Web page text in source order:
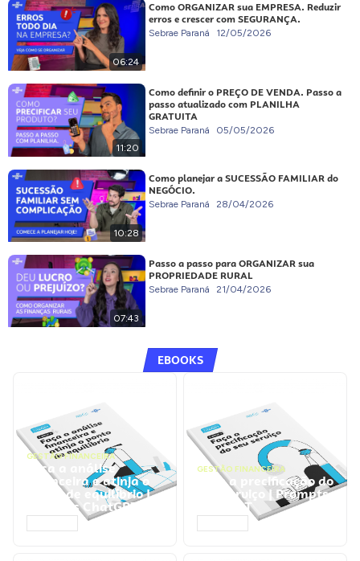
06:24
Como ORGANIZAR sua EMPRESA. Reduzir
erros e crescer com SEGURANÇA.
Sebrae Paraná 12/05/2026
11:20
Como definir o PREÇO DE VENDA. Passo a
passo atualizado com PLANILHA
GRATUITA
Sebrae Paraná 05/05/2026
10:28
Como planejar a SUCESSÃO FAMILIAR do
NEGÓCIO.
Sebrae Paraná 28/04/2026
07:43
Passo a passo para ORGANIZAR sua
PROPRIEDADE RURAL
Sebrae Paraná 21/04/2026
EBOOKS
GESTÃO FINANCEIRA
Faça a análise
financeira e atinja o
ponto de equilíbrio |
Prompts ChatGPT
GESTÃO FINANCEIRA
Faça a precificação do
seu serviço | Prompts
ChatGPT